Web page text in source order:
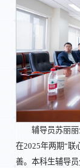
辅导员苏丽
在2025年两期“联
善。本科生辅导